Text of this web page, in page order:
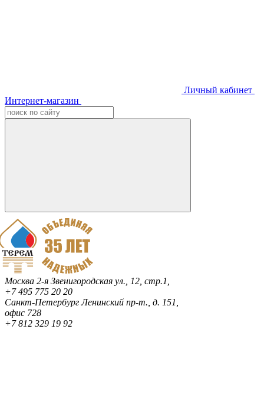
Личный кабинет
Интернет-магазин
Москва 2-я Звенигородская ул., 12, стр.1,
+7 495 775 20 20
Санкт-ПетербургЛенинский пр-т., д. 151,
офис 728
+7 812 329 19 92